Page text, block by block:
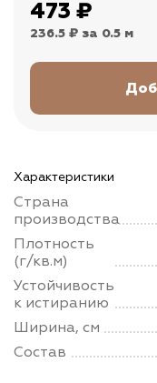
473 ₽
236.5 ₽ за 0.5 м
Характеристики
Страна
производства
Плотность
(г/кв.м)
Устойчивость
к истиранию
Ширина, см
Состав